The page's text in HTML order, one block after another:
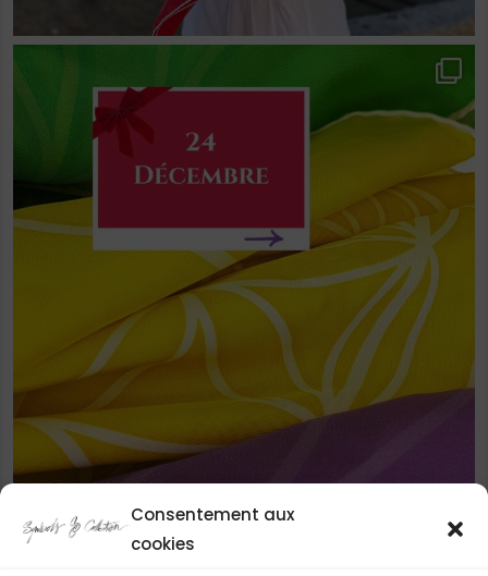
Consentement aux
cookiesSUIVEZ-MOI SUR INSTAGRAM